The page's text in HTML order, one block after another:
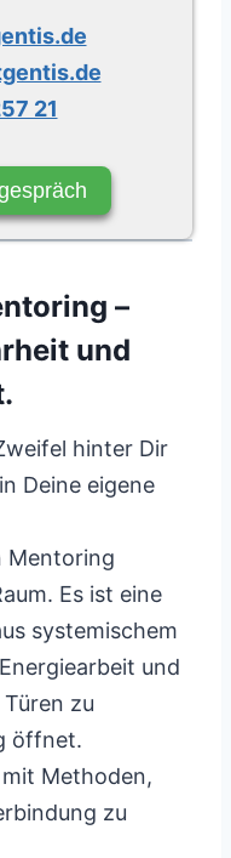
21
–
und
hinter Dir
Deine eigene
Mentoring
Es ist eine
systemischem
und
zu
öffnet.
Methoden,
zu